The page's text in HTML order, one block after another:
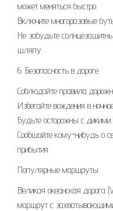
может меняться быстро.
Включите многоразовые
Не забудьте
шляпу.
6. Безопасность в дороге
Соблюдайте правила
Избегайте вождения в
Будьте осторожны с
Сообщайте кому-нибудь о
прибытия.
Популярные маршруты
Великая океанская дорога
маршрут с